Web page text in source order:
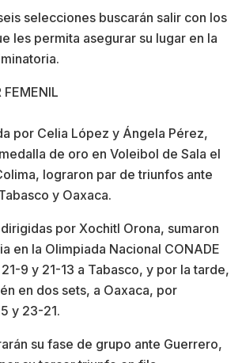
selecciones buscarán salir con los
les permita asegurar su lugar en la
FEMENIL
por Celia López y Ángela Pérez,
de oro en Voleibol de Sala el
lograron par de triunfos ante
y Oaxaca.
por Xochitl Orona, sumaron
en la Olimpiada Nacional CONADE
9 y 21-13 a Tabasco, y por la tarde,
en dos sets, a Oaxaca, por
y 23-21.
su fase de grupo ante Guerrero,